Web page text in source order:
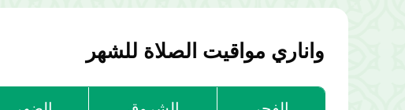
واناري مواقيت الصلاة للشهر